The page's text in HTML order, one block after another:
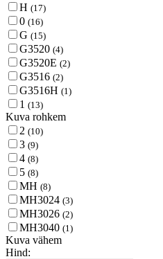
H (17)
0 (16)
G (15)
G3520 (4)
G3520E (2)
G3516 (2)
G3516H (1)
1 (13)
Kuva rohkem
2 (10)
3 (9)
4 (8)
5 (8)
MH (8)
MH3024 (3)
MH3026 (2)
MH3040 (1)
Kuva vähem
Hind: